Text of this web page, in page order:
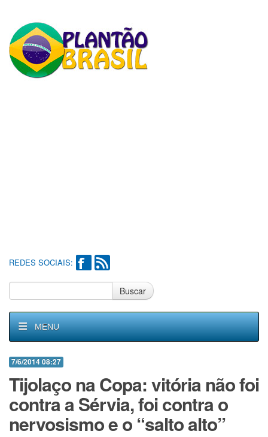
REDES SOCIAIS:
Buscar
MENU
7/6/2014 08:27
Tijolaço na Copa: vitória não foi
contra a Sérvia, foi contra o
nervosismo e o “salto alto”